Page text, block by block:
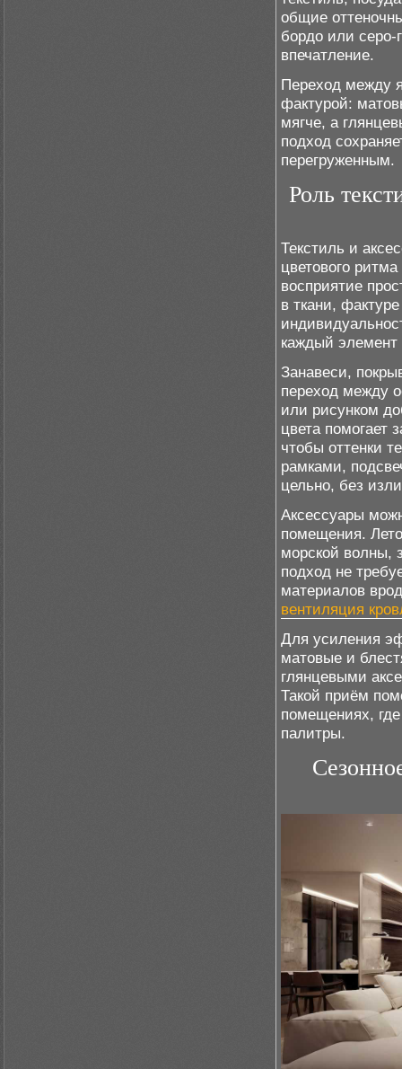
общие
бордо или серо-
впечатление.
Переход между
фактурой:
мягче, а
подход
перегруженным.
Роль
Текстиль и
цветового
восприятие
в ткани,
каждый
Занавеси,
переход между
или рисунком
цвета помогает
чтобы оттенки
рамками,
цельно, без
Аксессуары
помещения.
морской волны,
подход не
материалов
вентиляция
Для усиления
матовые и
глянцевыми
Такой приём
помещениях,
палитры.